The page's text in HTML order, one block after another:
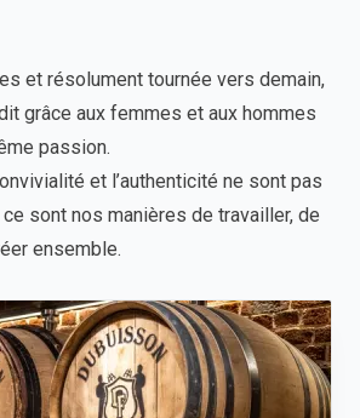
et résolument tournée vers demain,
grâce aux femmes et aux hommes
passion.
et l’authenticité ne sont pas
sont nos manières de travailler, de
ensemble.